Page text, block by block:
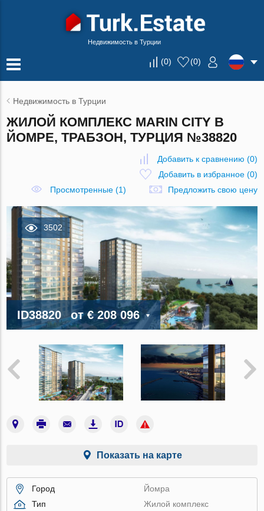
Недвижимость в Турции
(0) (0)
Недвижимость в Турции
ЖИЛОЙ КОМПЛЕКС MARIN CITY В
ЙОМРЕ, ТРАБЗОН, ТУРЦИЯ №38820
Добавить к сравнению (0)
Добавить в избранное(0)
Просмотренные (1)
Предложить свою цену
3502
ID38820 от€ 208 096
Показать на карте
Город
Йомра
Тип
Жилой комплекс